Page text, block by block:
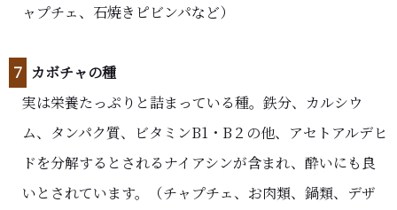
ャプチェ、石焼きピビンパなど）
７ カボチャの種
実は栄養たっぷりと詰まっている種。鉄分、カルシウ
ム、タンパク質、ビタミンB1・B２の他、アセトアルデヒ
ドを分解するとされるナイアシンが含まれ、酔いにも良
いとされています。（チャプチェ、お肉類、鍋類、デザ